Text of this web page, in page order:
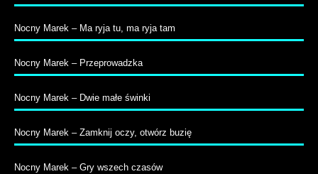
Nocny Marek – Ma ryja tu, ma ryja tam
Nocny Marek – Przeprowadzka
Nocny Marek – Dwie małe świnki
Nocny Marek – Zamknij oczy, otwórz buzię
Nocny Marek – Gry wszech czasów